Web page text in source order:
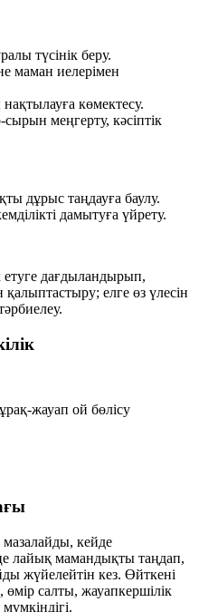
түсінік беру.
маман иелерімен
көмектесу.
меңгерту, кәсіптік
дұрыс таңдауға баулу.
дамытуға үйрету.
етуге дағдыландырып,
елге өз үлесін
жауап ой бөлісу
мазалайды, кейде
лайық мамандықты таңдап,
жүйелейтін кез. Өйткені
салты, жауапкершілік